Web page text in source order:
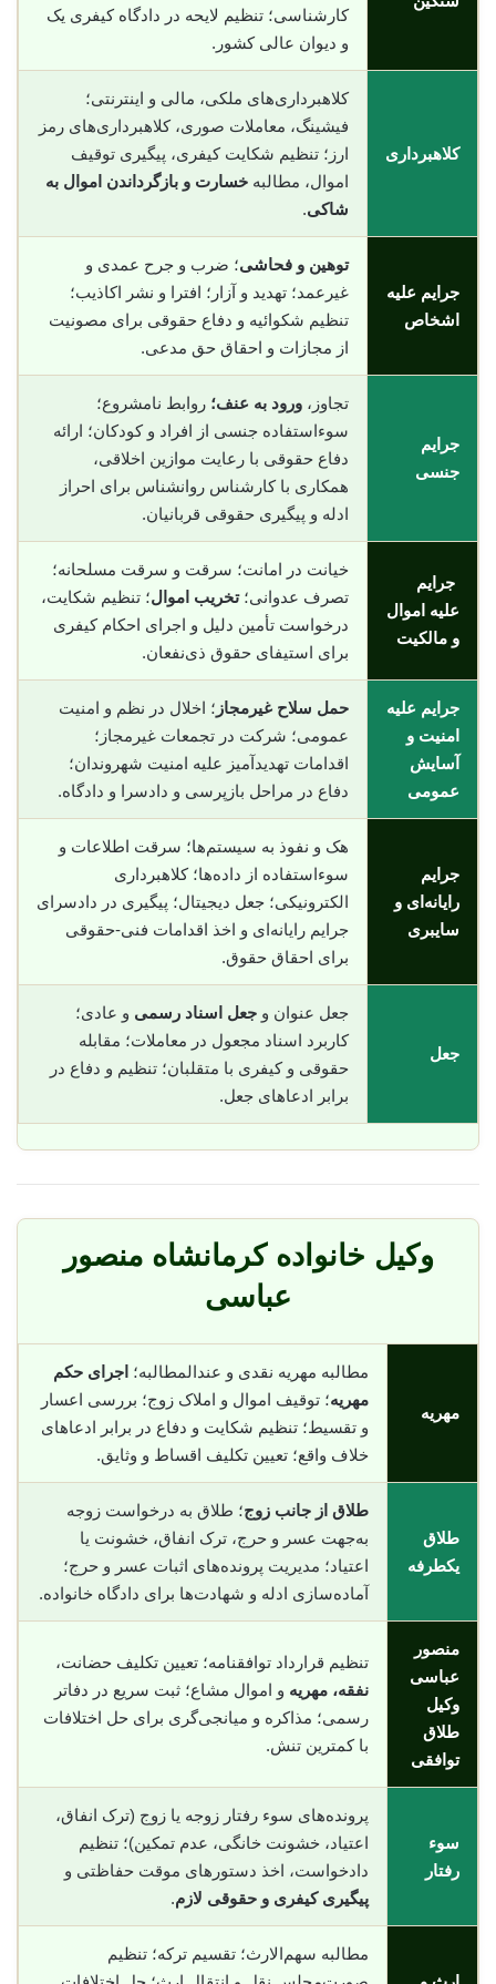
کارشناسی؛ تنظیم لایحه در دادگاه کیفری یک
و دیوان عالی کشور.
کلاهبرداری
کلاهبرداری‌های ملکی، مالی و اینترنتی؛
فیشینگ، معاملات صوری، کلاهبرداری‌های رمز
ارز؛ تنظیم شکایت کیفری، پیگیری توقیف
اموال، مطالبه خسارت و بازگرداندن اموال به
شاکی.
جرایم علیه
اشخاص
توهین و فحاشی؛ ضرب و جرح عمدی و
غیرعمد؛ تهدید و آزار؛ افترا و نشر اکاذیب؛
تنظیم شکوائیه و دفاع حقوقی برای مصونیت
از مجازات و احقاق حق مدعی.
جرایم
جنسی
تجاوز، ورود به عنف؛ روابط نامشروع؛
سوءاستفاده جنسی از افراد و کودکان؛ ارائه
دفاع حقوقی با رعایت موازین اخلاقی،
همکاری با کارشناس روانشناس برای احراز
ادله و پیگیری حقوقی قربانیان.
جرایم
علیه اموال
و مالکیت
خیانت در امانت؛ سرقت و سرقت مسلحانه؛
تصرف عدوانی؛تخریب اموال؛ تنظیم شکایت،
درخواست تأمین دلیل و اجرای احکام کیفری
برای استیفای حقوق ذی‌نفعان.
جرایم علیه
امنیت و
آسایش
عمومی
حمل سلاح غیرمجاز ؛ اخلال در نظم و امنیت
عمومی؛ شرکت در تجمعات غیرمجاز؛
اقدامات تهدیدآمیز علیه امنیت شهروندان؛
دفاع در مراحل بازپرسی و دادسرا و دادگاه.
جرایم
رایانه‌ای و
سایبری
هک و نفوذ به سیستم‌ها؛ سرقت اطلاعات و
سوء‌استفاده از داده‌ها؛ کلاهبرداری
الکترونیکی؛ جعل دیجیتال؛ پیگیری در دادسرای
جرایم رایانه‌ای و اخذ اقدامات فنی-حقوقی
برای احقاق حقوق.
جعل
جعل عنوان و جعل اسناد رسمی و عادی؛
کاربرد اسناد مجعول در معاملات؛ مقابله
حقوقی و کیفری با متقلبان؛ تنظیم و دفاع در
برابر ادعاهای جعل.
وکیل خانواده کرمانشاه منصور
عباسی
مهریه
مطالبه مهریه نقدی و عندالمطالبه؛ اجرای حکم
مهریه؛ توقیف اموال و املاک زوج؛ بررسی اعسار
و تقسیط؛ تنظیم شکایت و دفاع در برابر ادعاهای
خلاف واقع؛ تعیین تکلیف اقساط و وثایق.
طلاق
یکطرفه
طلاق از جانب زوج؛ طلاق به درخواست زوجه
به‌جهت عسر و حرج، ترک انفاق، خشونت یا
اعتیاد؛ مدیریت پرونده‌های اثبات عسر و حرج؛
آماده‌سازی ادله و شهادت‌ها برای دادگاه خانواده.
منصور
عباسی
وکیل
طلاق
توافقی
تنظیم قرارداد توافقنامه؛ تعیین تکلیف حضانت،
نفقه، مهریه و اموال مشاع؛ ثبت سریع در دفاتر
رسمی؛ مذاکره و میانجی‌گری برای حل اختلافات
با کمترین تنش.
سوء
رفتار
پرونده‌های سوء رفتار زوجه یا زوج (ترک انفاق،
اعتیاد، خشونت خانگی، عدم تمکین)؛ تنظیم
دادخواست، اخذ دستورهای موقت حفاظتی و
پیگیری کیفری و حقوقی لازم.
مطالبه سهم‌الارث؛ تقسیم ترکه؛ تنظیم